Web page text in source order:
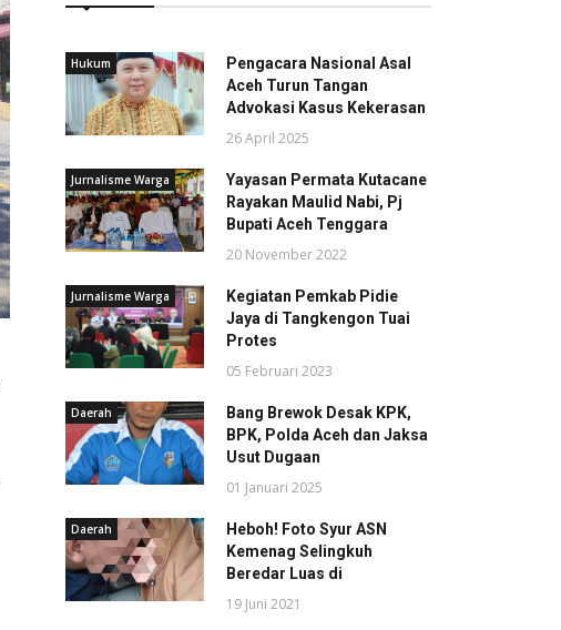
Hukum
Pengacara Nasional Asal
Aceh Turun Tangan
Advokasi Kasus Kekerasan
26 April 2025
Jurnalisme Warga
Yayasan Permata Kutacane
Rayakan Maulid Nabi, Pj
Bupati Aceh Tenggara
20 November 2022
Jurnalisme Warga
Kegiatan Pemkab Pidie
Jaya di Tangkengon Tuai
Protes
05 Februari 2023
Daerah
Bang Brewok Desak KPK,
BPK, Polda Aceh dan Jaksa
Usut Dugaan
01 Januari 2025
Daerah
Heboh! Foto Syur ASN
Kemenag Selingkuh
Beredar Luas di
19 Juni 2021